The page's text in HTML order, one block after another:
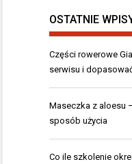
OSTATNIE
Części rowerowe
serwisu i
Maseczka z aloesu
sposób użycia
Co ile szkolenie